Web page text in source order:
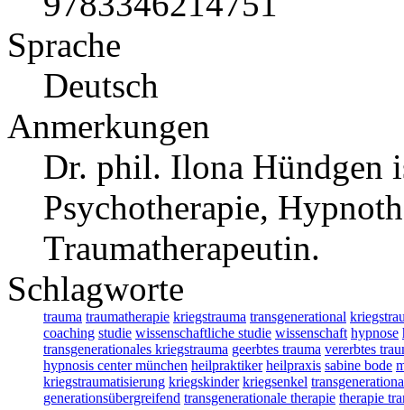
Sprache
Deutsch
Anmerkungen
Dr. phil. Ilona Hündgen
Psychotherapie,
Traumatherapeutin.
Schlagworte
trauma traumatherapie kriegstrauma transgenerational
coaching studie wissenschaftliche studie wissenschaft hypnose
transgenerationales kriegstrauma geerbtes trauma vererbtes
hypnosis center münchen heilpraktiker heilpraxis sabine bode
kriegstraumatisierung kriegskinder kriegsenkel
generationsübergreifend transgenerationale therapie therapie